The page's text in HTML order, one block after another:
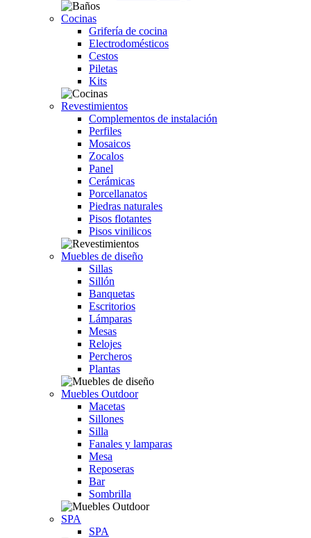
Cocinas
Grifería de cocina
Electrodomésticos
Cestos
Piletas
Kits
Revestimientos
Complementos de instalación
Perfiles
Mosaicos
Zocalos
Panel
Cerámicas
Porcellanatos
Piedras naturales
Pisos flotantes
Pisos vinilicos
Muebles de diseño
Sillas
Sillón
Banquetas
Escritorios
Lámparas
Mesas
Relojes
Percheros
Plantas
Muebles Outdoor
Macetas
Sillones
Silla
Fanales y lamparas
Mesa
Reposeras
Bar
Sombrilla
SPA
SPA